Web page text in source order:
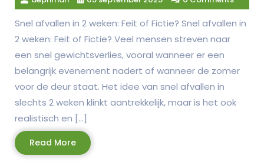
Snel afvallen in 2 weken: Feit of Fictie? Snel afvallen in
2 weken: Feit of Fictie? Veel mensen streven naar
een snel gewichtsverlies, vooral wanneer er een
belangrijk evenement nadert of wanneer de zomer
voor de deur staat. Het idee van snel afvallen in
slechts 2 weken klinkt aantrekkelijk, maar is het ook
realistisch en […]
Read MoreRead
More